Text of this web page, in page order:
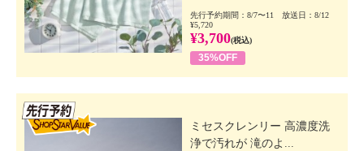
先行予約期間：8/7〜11 放送日：8/12
¥5,720
¥3,700(税込)
35%OFF
ミセスクレンリー 高濃度洗
浄で汚れが 滝のよ...